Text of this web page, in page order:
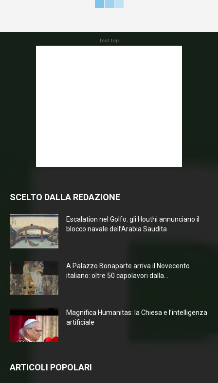
foot top
SCELTO DALLA REDAZIONE
Escalation nel Golfo: gli Houthi annunciano il
blocco navale dell’Arabia Saudita
A Palazzo Bonaparte arriva il Novecento
italiano: oltre 50 capolavori dalla...
Magnifica Humanitas: la Chiesa e l’intelligenza
artificiale
ARTICOLI POPOLARI